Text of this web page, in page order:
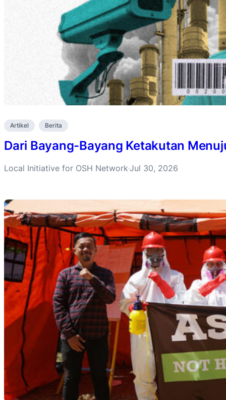
Artikel Berita
Dari Bayang-Bayang Ketakutan
Local Initiative for OSH Network·Jul 30, 2026